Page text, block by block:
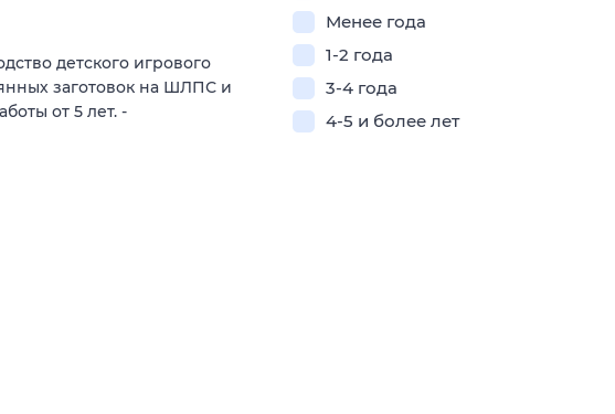
детского игрового
заготовок на ШЛПС и
от 5 лет. -
Менее года
1-2 года
3-4 года
4-5 и более лет